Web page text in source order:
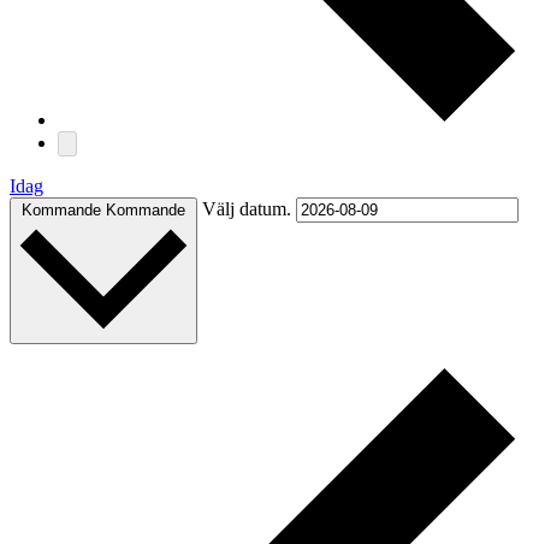
Idag
Kommande Kommande Välj datum.